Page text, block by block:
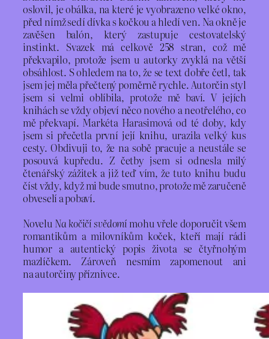
oslovil, je obálka, na které je vyobrazeno velké okno,
před nímž sedí dívka s kočkou a hledí ven. Na okně je
zavěšen balón, který zastupuje cestovatelský
instinkt. Svazek má celkově 258 stran, což mě
překvapilo, protože jsem u autorky zvyklá na větší
obsáhlost. S ohledem na to, že se text dobře četl, tak
jsem jej měla přečtený poměrně rychle. Autorčin styl
jsem si velmi oblíbila, protože mě baví. V jejích
knihách se vždy objeví něco nového a neotřelého, co
mě překvapí. Markéta Harasimová od té doby, kdy
jsem si přečetla první její knihu, urazila velký kus
cesty. Obdivuji to, že na sobě pracuje a neustále se
posouvá kupředu. Z četby jsem si odnesla milý
čtenářský zážitek a již teď vím, že tuto knihu budu
číst vždy, když mi bude smutno, protože mě zaručeně
obveselí a pobaví.
Novelu Na kočičí svědomí mohu vřele doporučit všem
romantikům a milovníkům koček, kteří mají rádi
humor a autentický popis života se čtyřnohým
mazlíčkem. Zároveň nesmím zapomenout ani
na autorčiny příznivce.